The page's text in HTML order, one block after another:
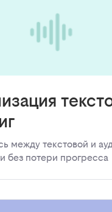
между текстовой и
без потери прогресса